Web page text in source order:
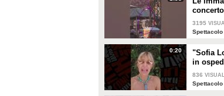
a Milano
3195
Spettacolo
0:20
"Sofia
in
836
Spettacolo